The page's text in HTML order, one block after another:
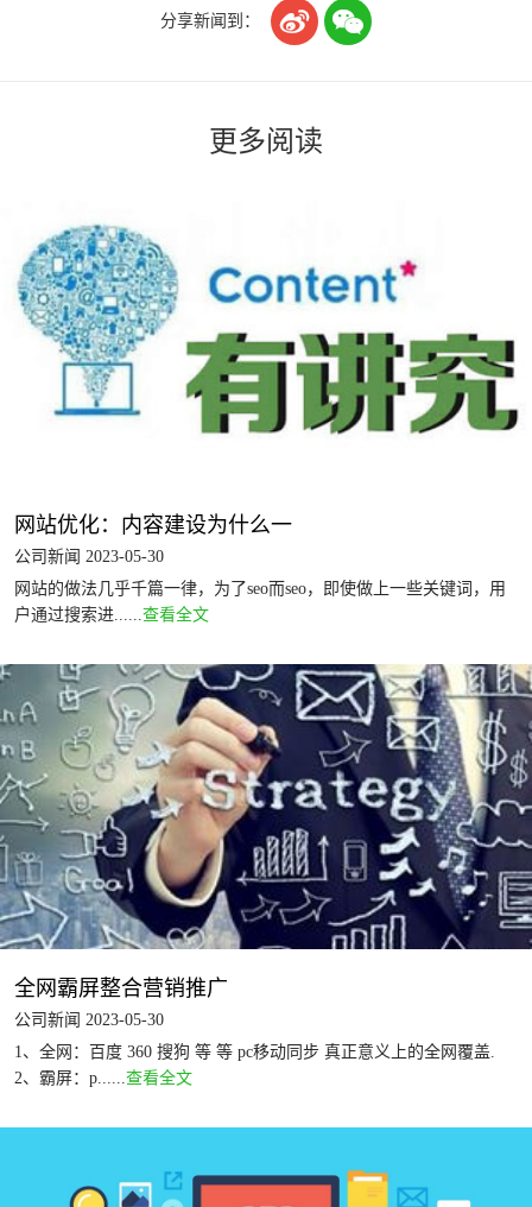
分享新闻到：  
更多阅读
网站优化：内容建设为什么一
公司新闻 2023-05-30
网站的做法几乎千篇一律，为了seo而seo，即使做上一些关键词，用
户通过搜索进......查看全文
全网霸屏整合营销推广
公司新闻 2023-05-30
1、全网：百度 360 搜狗 等 等 pc移动同步 真正意义上的全网覆盖.
2、霸屏：p......查看全文